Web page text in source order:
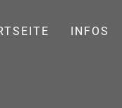
INFOS